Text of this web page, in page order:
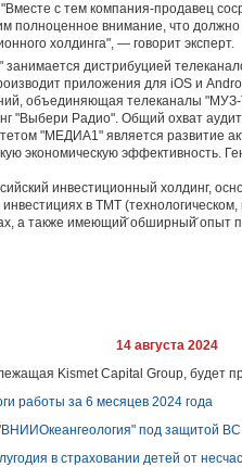
с тем компания-продавец
полноценное внимание, что
холдинга", — говорит эксперт.
дистрибуцией
приложения для iOS и
объединяющая телеканалы
"Выбери Радио". Общий охват
"МЕДИА1" является развитие
экономическую эффективность.
инвестиционный холдинг,
в ТМТ
а также имеющий̆ обширный̆ опыт
14 августа 2024
Kismet Capital Group, будет
работы за 6 месяцев 2024 года
под защитой
в страховании детей от